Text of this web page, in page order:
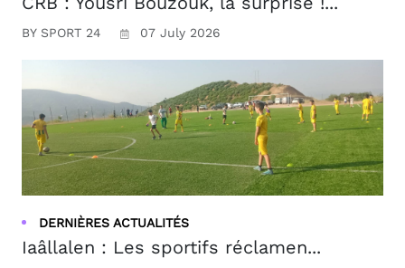
BY SPORT 24 07 July 2026
DERNIÈRES ACTUALITÉS
Iaâllalen : Les sportifs réclamen...